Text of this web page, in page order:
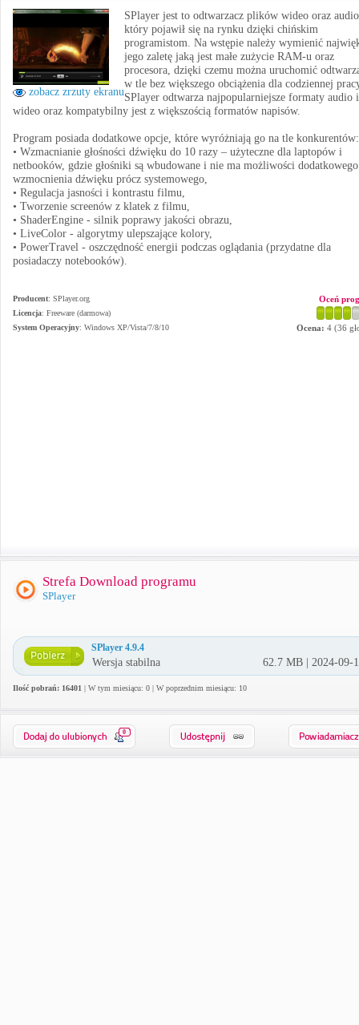
zobacz zrzuty ekranu
SPlayer jest to odtwarzacz plików wideo oraz audio
który pojawił się na rynku dzięki chińskim
programistom. Na wstępie należy wymienić
jego zaletę jaką jest małe zużycie RAM-u oraz
procesora, dzięki czemu można uruchomić
w tle bez większego obciążenia dla codziennej
SPlayer odtwarza najpopularniejsze formaty audio i
wideo oraz kompatybilny jest z większością formatów napisów.
Program posiada dodatkowe opcje, które wyróżniają go na tle konkurentów:
• Wzmacnianie głośności dźwięku do 10 razy – użyteczne dla laptopów i
netbooków, gdzie głośniki są wbudowane i nie ma możliwości dodatkowego
wzmocnienia dźwięku prócz systemowego,
• Regulacja jasności i kontrastu filmu,
• Tworzenie screenów z klatek z filmu,
• ShaderEngine - silnik poprawy jakości obrazu,
• LiveColor - algorytmy ulepszające kolory,
• PowerTravel - oszczędność energii podczas oglądania (przydatne dla
posiadaczy notebooków).
Producent: SPlayer.org
Licencja: Freeware (darmowa)
System Operacyjny: Windows XP/Vista/7/8/10
Oceń
Ocena: 4 (36
Strefa Download programu
SPlayer
SPlayer 4.9.4
Wersja stabilna 62.7 MB | 2024-09-
Ilość pobrań: 16401 | W tym miesiącu: 0 | W poprzednim miesiącu: 10
0